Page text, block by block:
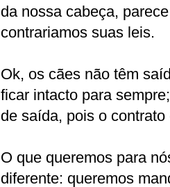
da nossa cabeça,
contrariamos suas leis.
Ok, os cães não têm
ficar intacto para
de saída, pois o
O que queremos para
diferente: queremos